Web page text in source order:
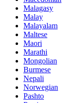
Malagasy
Malay
Malayalam
Maltese
Maori
Marathi
Mongolian
Burmese
Nepali
Norwegian
Pashto